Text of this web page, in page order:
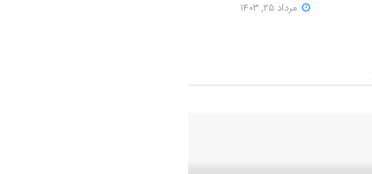
مرداد ۲۵, ۱۴۰۳